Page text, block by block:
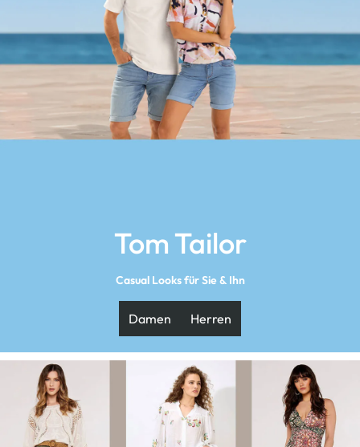
Tom Tailor
Casual Looks für Sie & Ihn
Damen Herren